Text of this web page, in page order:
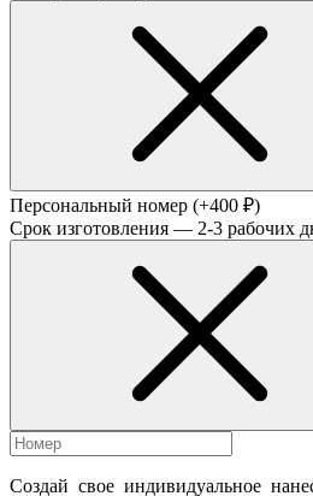
Персональный номер (+400 ₽)
Срок изготовления — 2-3 рабочих
Создай свое индивидуальное